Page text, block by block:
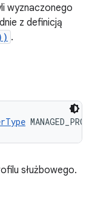
wyznaczonego
z definicją
.
służbowego.